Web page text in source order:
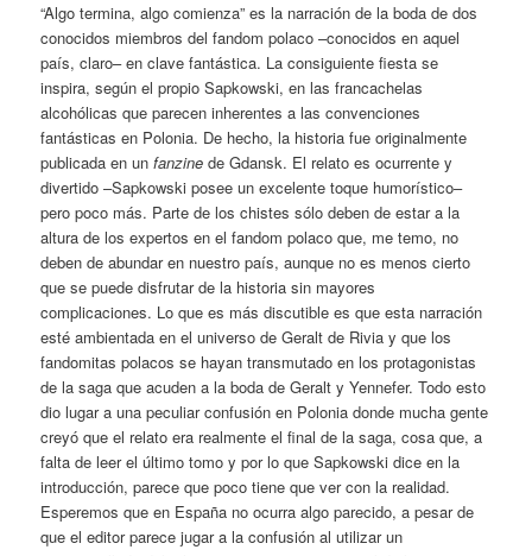
“Algo termina, algo comienza” es la narración de la boda de dos
conocidos miembros del fandom polaco –conocidos en aquel
país, claro– en clave fantástica. La consiguiente fiesta se
inspira, según el propio Sapkowski, en las francachelas
alcohólicas que parecen inherentes a las convenciones
fantásticas en Polonia. De hecho, la historia fue originalmente
publicada en unfanzine de Gdansk. El relato es ocurrente y
divertido –Sapkowski posee un excelente toque humorístico–
pero poco más. Parte de los chistes sólo deben de estar a la
altura de los expertos en el fandom polaco que, me temo, no
deben de abundar en nuestro país, aunque no es menos cierto
que se puede disfrutar de la historia sin mayores
complicaciones. Lo que es más discutible es que esta narración
esté ambientada en el universo de Geralt de Rivia y que los
fandomitas polacos se hayan transmutado en los protagonistas
de la saga que acuden a la boda de Geralt y Yennefer. Todo esto
dio lugar a una peculiar confusión en Polonia donde mucha gente
creyó que el relato era realmente el final de la saga, cosa que, a
falta de leer el último tomo y por lo que Sapkowski dice en la
introducción, parece que poco tiene que ver con la realidad.
Esperemos que en España no ocurra algo parecido, a pesar de
que el editor parece jugar a la confusión al utilizar un